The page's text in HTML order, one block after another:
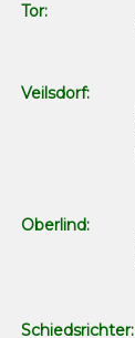
Tor:
Veilsdorf:
Oberlind:
Schiedsrichter: